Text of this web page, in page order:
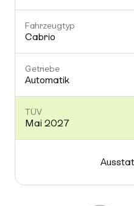
Fahrzeugtyp
Cabrio
Getriebe
Automatik
TÜV
Mai 2027